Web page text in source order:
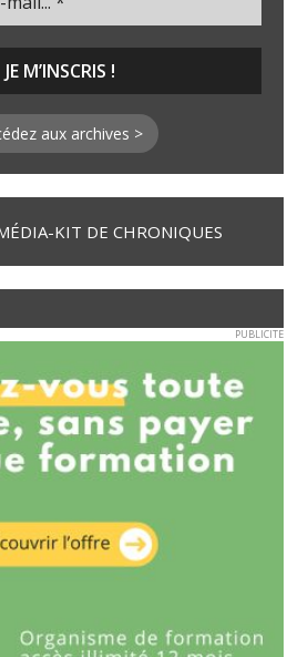
aux archives >
KIT DE CHRONIQUES
PUBLICITE